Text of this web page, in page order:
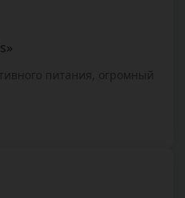
питания, огромный